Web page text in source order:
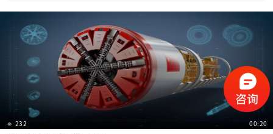
232 00:20